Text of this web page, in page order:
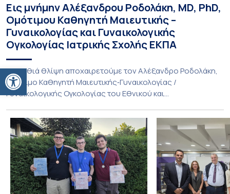
Ανοίξτε τη γραμμή εργαλείων
Εις μνήμην Αλέξανδρου Ροδολάκη, MD, PhD,
Ομότιμου Καθηγητή Μαιευτικής –
Γυναικολογίας και Γυναικολογικής
Ογκολογίας Ιατρικής Σχολής ΕΚΠΑ
Με βαθιά θλίψη αποχαιρετούμε τον Αλέξανδρο Ροδολάκη,
Ομότιμο Καθηγητή Μαιευτικής‑Γυναικολογίας /
Γυναικολογικής Ογκολογίας του Εθνικού και
Διευθυντή της Α’ Μαιευτικής και Γυναικολογικής Κλινικής,
στο Νοσοκομείο «Αλεξάνδρα». Η διαδρομή του υπήρξε
συνεχής και ανοδική μέσα στην ίδια Κλινική, την οποία
υπηρέτησε από κάθε θέση: Επιμελητής Β’ Ε.Σ.Υ.
(1997‑2002), Επίκουρος […]